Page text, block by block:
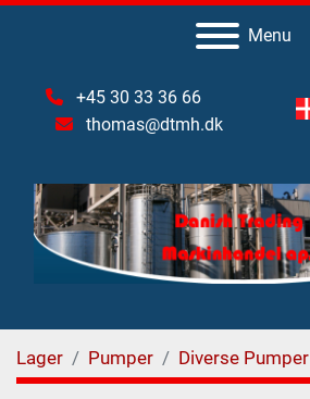
Menu
+45 30 33 36 66
thomas@dtmh.dk
Lager Pumper Diverse Pumper